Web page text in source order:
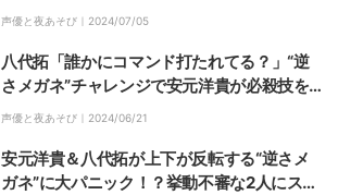
に安元洋貴＆八代拓大爆笑
声優と夜あそび｜ 2024/07/05
八代拓「誰かにコマンド打たれてる？」“逆
さメガネ”チャレンジで安元洋貴が必殺技を
放つ！？
声優と夜あそび｜ 2024/06/21
安元洋貴＆八代拓が上下が反転する“逆さメ
ガネ”に大パニック！？挙動不審な2人にスタ